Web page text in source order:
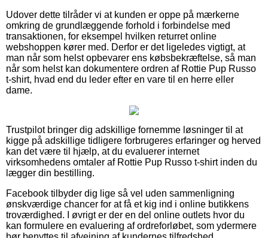
Udover dette tilråder vi at kunden er oppe på mærkerne
omkring de grundlæggende forhold i forbindelse med
transaktionen, for eksempel hvilken returret online
webshoppen kører med. Derfor er det ligeledes vigtigt, at
man når som helst opbevarer ens købsbekræftelse, så man
når som helst kan dokumentere ordren af Rottie Pup Russo
t-shirt, hvad end du leder efter en vare til en herre eller
dame.
Trustpilot bringer dig adskillige fornemme løsninger til at
kigge på adskillige tidligere forbrugeres erfaringer og herved
kan det være til hjælp, at du evaluerer internet
virksomhedens omtaler af Rottie Pup Russo t-shirt inden du
lægger din bestilling.
Facebook tilbyder dig lige så vel uden sammenligning
ønskværdige chancer for at få et kig ind i online butikkens
troværdighed. I øvrigt er der en del online outlets hvor du
kan formulere en evaluering af ordreforløbet, som ydermere